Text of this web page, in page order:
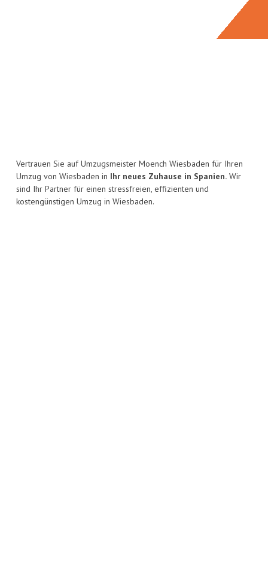
Vertrauen Sie auf Umzugsmeister Moench Wiesbaden für Ihren
Umzug von Wiesbaden in Ihr neues Zuhause in Spanien. Wir
sind Ihr Partner für einen stressfreien, effizienten und
kostengünstigen Umzug in Wiesbaden.